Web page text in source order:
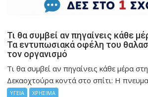
Τι θα συμβεί αν πηγαίνεις κάθε
Τα εντυπωσιακά οφέλη του
τον οργανισμό
Τι θα συμβεί αν πηγαίνεις κάθε μέρα
Δεκαοχτούρα κοντά στο σπίτι: Η
ΥΓΕΙΑ ΧΡΗΣΙΜΑ